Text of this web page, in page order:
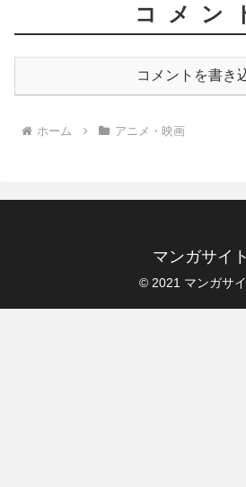
コメン
コメントを書き
ホーム アニメ・映画
マンガサイト
© 2021 マンガサ